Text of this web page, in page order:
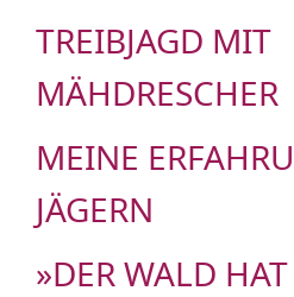
TREIBJAGD MIT
MÄHDRESCHER
MEINE
JÄGERN
»DER WALD